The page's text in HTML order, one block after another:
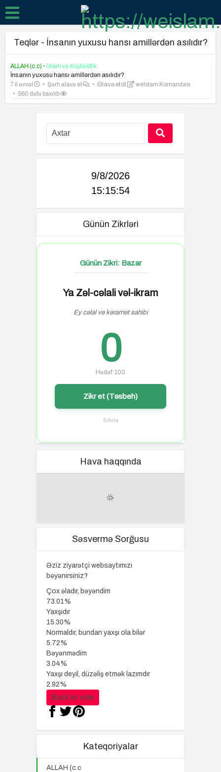
Teqlər - İnsanın yuxusu hansı amillərdən asılıdır?
ALLAH (c.c) • İslam və Xoşbəxtlik
İnsanın yuxusu hansı amillərdən asılıdır?
7 il əvvəl
Şərh əlavə et Əlavə etdi
weIslam Komandası
560 dəfə baxılıb
9/8/2026
15:15:55
Günün Zikrləri
Günün Zikri: Bazar
Ya Zəl-cəlali vəl-ikram
Ey cəlal və kəramət sahibi
0
Hədəf: 100
Zikr et (Təsbeh)
Sıfırla
Hava haqqında
Səsvermə Sorğusu
Əziz ziyarətçi websaytımızı
bəyənirsiniz?
Çox əladır, bəyəndim
73.01%
Yaxşıdır
15.30%
Normaldır, bundan yaxşı ola bilər
5.72%
Bəyənmədim
3.04%
Yaxşı deyil, düzəliş etmək lazımdır
2.92%
Back to vote
Kateqoriyalar
ALLAH (c.c